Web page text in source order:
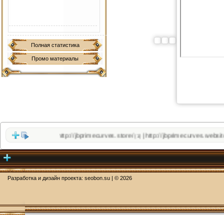
Полная статистика
Промо материалы
http://jbprimecurves.store/(1)|http://jbprimecurves.website/
Разработка и дизайн проекта: seobon.su | © 2026